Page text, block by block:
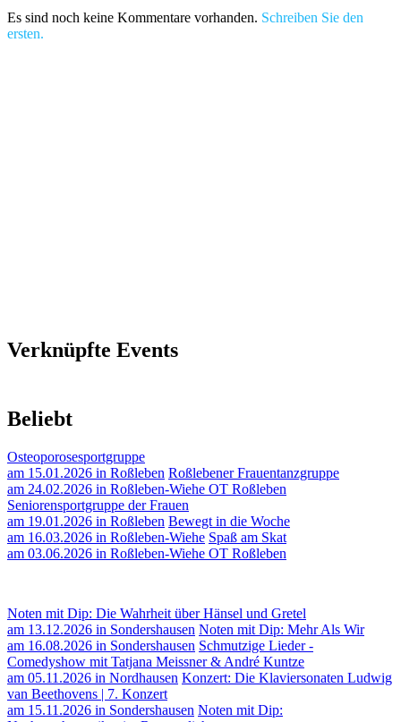
Es sind noch keine Kommentare vorhanden. Schreiben Sie den
ersten.
Verknüpfte Events
Beliebt
Osteoporosesportgruppe
am 15.01.2026 in Roßleben Roßlebener Frauentanzgruppe
am 24.02.2026 in Roßleben-Wiehe OT Roßleben
Seniorensportgruppe der Frauen
am 19.01.2026 in Roßleben Bewegt in die Woche
am 16.03.2026 in Roßleben-Wiehe Spaß am Skat
am 03.06.2026 in Roßleben-Wiehe OT Roßleben
Noten mit Dip: Die Wahrheit über Hänsel und Gretel
am 13.12.2026 in Sondershausen Noten mit Dip: Mehr Als Wir
am 16.08.2026 in Sondershausen Schmutzige Lieder -
Comedyshow mit Tatjana Meissner & André Kuntze
am 05.11.2026 in Nordhausen Konzert: Die Klaviersonaten Ludwig
van Beethovens | 7. Konzert
am 15.11.2026 in Sondershausen Noten mit Dip: